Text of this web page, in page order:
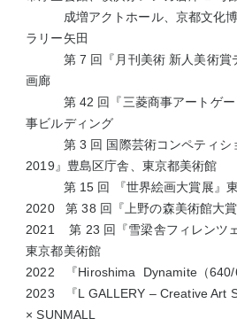
成増アクトホール、京都文化博
ラリー矢田
第 7 回『月刊美術 新人美術賞デ
画廊
第 42 回『三菱商事アートゲー
事ビルディング
第 3 回 国際芸術コンペティシ
2019』 豊島区庁舎、東京都美術館
第 15 回 『世界絵画大賞展』
2020 第 38 回『上野の森美術館大賞
2021 第 23 回『雪梁舎フィレンツェ
東京都美術館
2022 『Hiroshima Dynamite（640/
2023 『L GALLERY – Creative Art
× SUNMALL